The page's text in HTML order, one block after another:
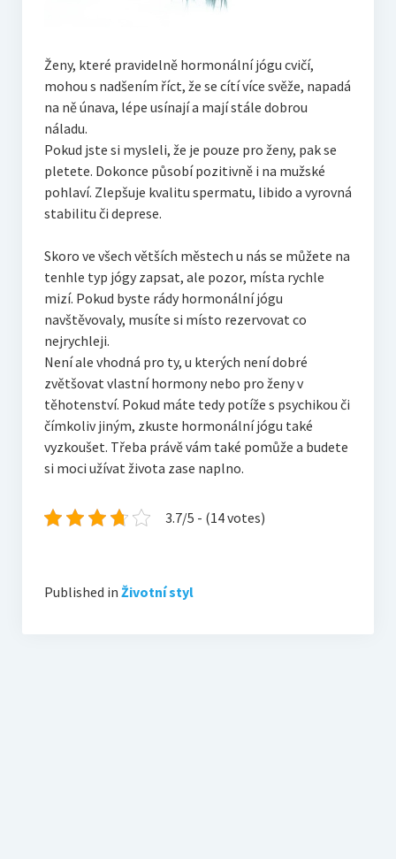
Ženy, které pravidelně hormonální jógu cvičí,
mohou s nadšením říct, že se cítí více svěže, napadá
na ně únava, lépe usínají a mají stále dobrou
náladu.
Pokud jste si mysleli, že je pouze pro ženy, pak se
pletete. Dokonce působí pozitivně i na mužské
pohlaví. Zlepšuje kvalitu spermatu, libido a vyrovná
stabilitu či deprese.
Skoro ve všech větších městech u nás se můžete na
tenhle typ jógy zapsat, ale pozor, místa rychle
mizí. Pokud byste rády hormonální jógu
navštěvovaly, musíte si místo rezervovat co
nejrychleji.
Není ale vhodná pro ty, u kterých není dobré
zvětšovat vlastní hormony nebo pro ženy v
těhotenství. Pokud máte tedy potíže s psychikou či
čímkoliv jiným, zkuste hormonální jógu také
vyzkoušet. Třeba právě vám také pomůže a budete
si moci užívat života zase naplno.
3.7/5 - (14 votes)
Published in Životní styl